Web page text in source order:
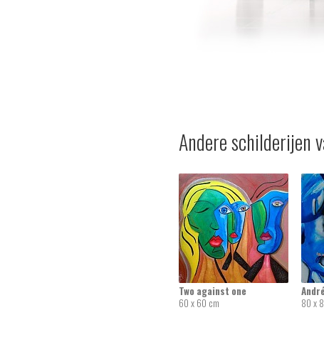
Andere schilderijen
Two against one
60 x 60 cm
80 x